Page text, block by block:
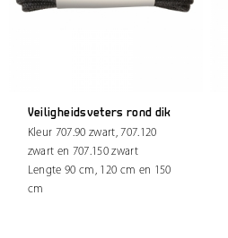
Veiligheidsveters rond dik
Kleur 707.90 zwart, 707.120
zwart en 707.150 zwart
Lengte 90 cm, 120 cm en 150
cm